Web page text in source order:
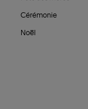
Cérémonie
Noël